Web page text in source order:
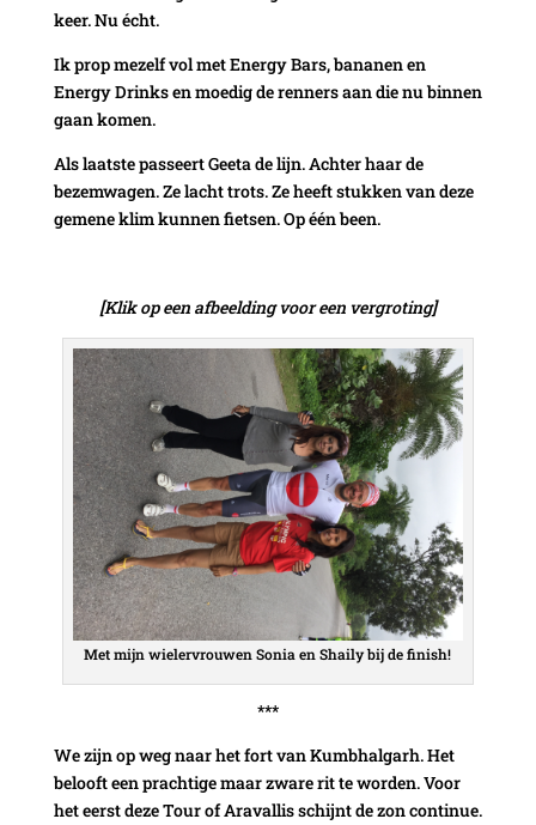
keer. Nu écht.
Ik prop mezelf vol met Energy Bars, bananen en
Energy Drinks en moedig de renners aan die nu binnen
gaan komen.
Als laatste passeert Geeta de lijn. Achter haar de
bezemwagen. Ze lacht trots. Ze heeft stukken van deze
gemene klim kunnen fietsen. Op één been.
[Klik op een afbeelding voor een vergroting]
Met mijn wielervrouwen Sonia en Shaily bij de finish!
***
We zijn op weg naar het fort van Kumbhalgarh. Het
belooft een prachtige maar zware rit te worden. Voor
het eerst deze Tour of Aravallis schijnt de zon continue.